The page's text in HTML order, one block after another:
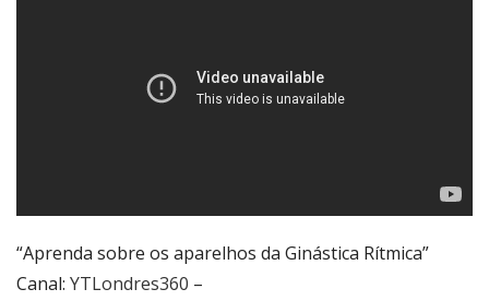
“Aprenda sobre os aparelhos da Ginástica Rítmica”
Canal: YTLondres360 –